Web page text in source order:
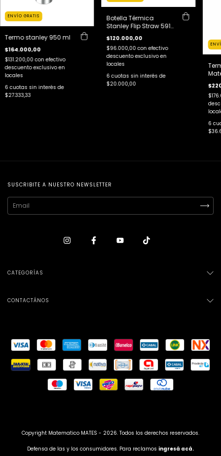
ENVÍO GRATIS
Termo stanley 950 ml
$164.000,00
$131.200,00con efectivo
descuento exclusivo en
locales
6 cuotas sin interés de
$27.333,33
Botella Térmica
Stanley Flip Straw 591
$120.000,00
$96.000,00con efectivo
descuento exclusivo en
locales
6 cuotas sin interés de
$20.000,00
6
SUSCRIBITE A NUESTRO NEWSLETTER
CATEGORÍAS
CONTACTÁNOS
Copyright Matematico MATES - 2026. Todos los derechos reservados.
Defensa de las y los consumidores. Para reclamos ingresá acá.